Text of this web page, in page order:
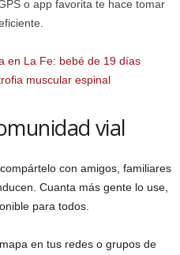
o app favorita te hace tomar
en La Fe: bebé de 19 días
muscular espinal
vial
con amigos, familiares
Cuanta más gente lo use,
para todos.
en tus redes o grupos de